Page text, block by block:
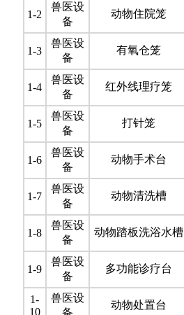
1-2
兽医设
备
动物住院笼
1-3
兽医设
备
有氧仓笼
1-4
兽医设
备
红外线理疗笼
1-5
兽医设
备
打针笼
1-6
兽医设
备
动物手术台
1-7
兽医设
备
动物清洗槽
1-8
兽医设
备
动物踏板洗浴水槽
1-9
兽医设
备
多功能诊疗台
1-
10
兽医设
备
动物处置台